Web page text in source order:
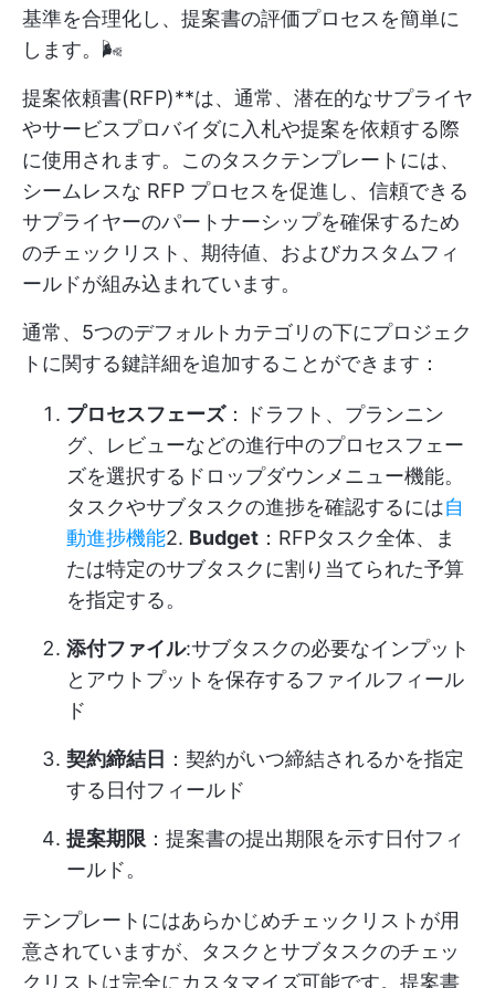
基準を合理化し、提案書の評価プロセスを簡単に
します。🌬️
提案依頼書(RFP)**は、通常、潜在的なサプライヤ
やサービスプロバイダに入札や提案を依頼する際
に使用されます。このタスクテンプレートには、
シームレスな RFP プロセスを促進し、信頼できる
サプライヤーのパートナーシップを確保するため
のチェックリスト、期待値、およびカスタムフィ
ールドが組み込まれています。
通常、5つのデフォルトカテゴリの下にプロジェク
トに関する鍵詳細を追加することができます：
プロセスフェーズ：ドラフト、プランニン
グ、レビューなどの進行中のプロセスフェー
ズを選択するドロップダウンメニュー機能。
タスクやサブタスクの進捗を確認するには自
動進捗機能2. Budget ：RFPタスク全体、ま
たは特定のサブタスクに割り当てられた予算
を指定する。
添付ファイル:サブタスクの必要なインプット
とアウトプットを保存するファイルフィール
ド
契約締結日 ：契約がいつ締結されるかを指定
する日付フィールド
提案期限 ：提案書の提出期限を示す日付フィ
ールド。
テンプレートにはあらかじめチェックリストが用
意されていますが、タスクとサブタスクのチェッ
クリストは完全にカスタマイズ可能です。提案書